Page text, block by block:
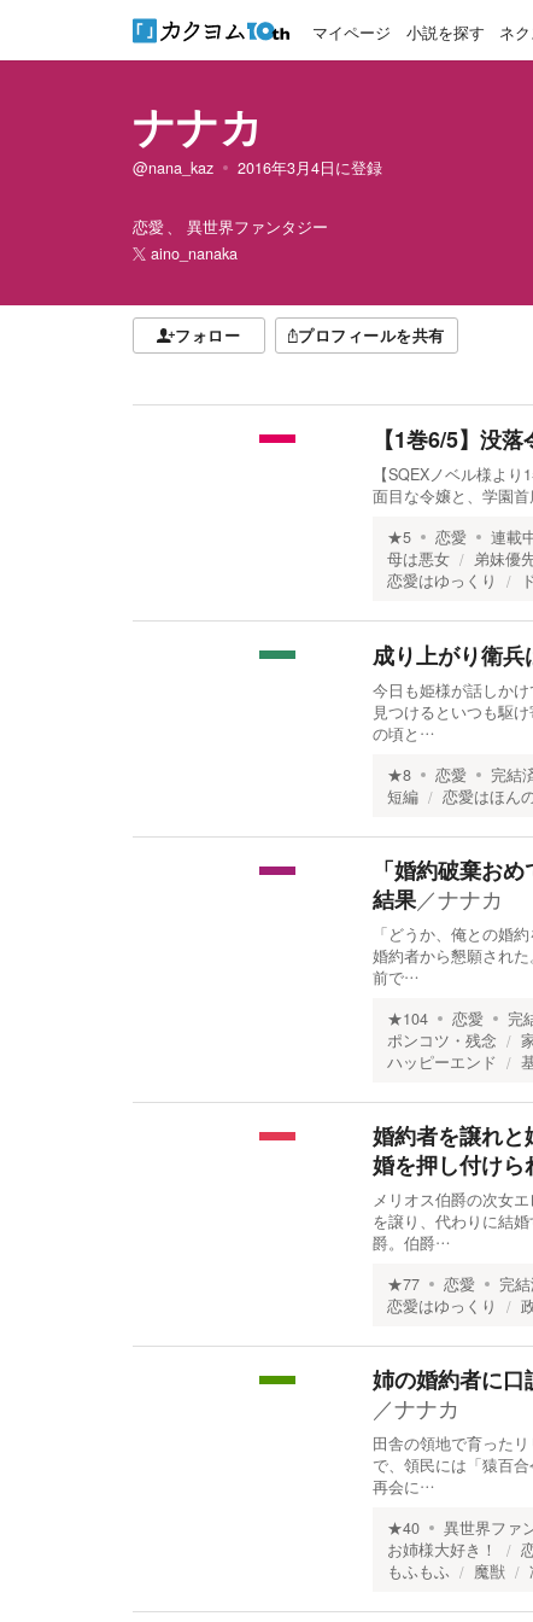
マイページ 小説を探す ネ
ナナカ
@nana_kaz 2016年3月4日に登録
恋愛
異世界ファンタジー
aino_nanaka
フォロー プロフィールを共有
【1巻6/5】没
【SQEXノベル様よ
面目な令嬢と、学園
★5 恋愛 連載
母は悪女
弟妹優
恋愛はゆっくり
成り上がり衛兵
今日も姫様が話しか
見つけるといつも駆
の頃と…
★8 恋愛 完結
短編
恋愛はほん
「婚約破棄お
結果／ナナカ
「どうか、俺との婚
婚約者から懇願され
前で…
★104 恋愛 完
ポンコツ・残念
ハッピーエンド
婚約者を譲れ
婚を押し付けら
メリオス伯爵の次女
を譲り、代わりに結
爵。伯爵…
★77 恋愛 完
恋愛はゆっくり
姉の婚約者に口
／ナナカ
田舎の領地で育った
で、領民には「猿百
再会に…
★40 異世界ファ
お姉様大好き！
もふもふ
魔獣